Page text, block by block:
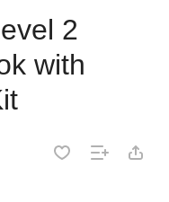
2
with